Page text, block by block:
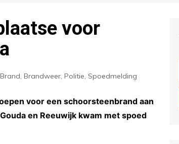
voor
Brand, Brandweer, Politie, Spoedmelding
voor een schoorsteenbrand aan
en Reeuwijk kwam met spoed